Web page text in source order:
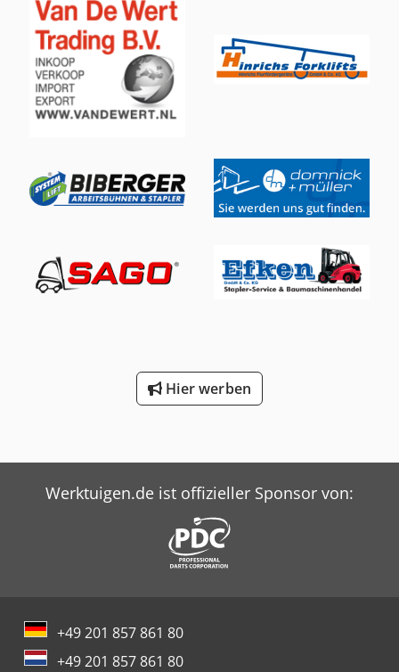
Tragfähigkeit: 5,0 Tonnen Spannweite: 12 m Antrieb:
elektrisch Elektrozug inklusive Crodpfx Amsywldpo Hof
Besichtigung nach Vereinbarung. 📞 Für weitere
Informationen rufen Sie bitte an.
Hier werben
Werktuigen.de ist offizieller Sponsor von:
+49 201 857 861 80
+49 201 857 861 80